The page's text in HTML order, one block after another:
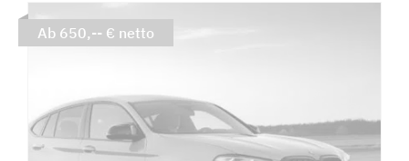
Ab 650,-- € netto